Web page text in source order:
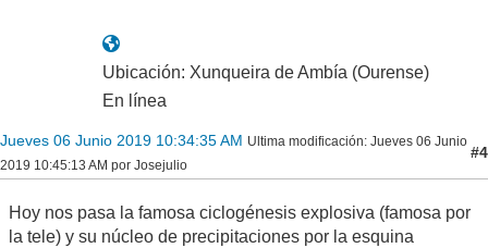
Ubicación: Xunqueira de Ambía (Ourense)
En línea
Jueves 06 Junio 2019 10:34:35 AM Ultima modificación: Jueves 06 Junio
2019 10:45:13 AM por Josejulio
#4
Hoy nos pasa la famosa ciclogénesis explosiva (famosa por
la tele) y su núcleo de precipitaciones por la esquina